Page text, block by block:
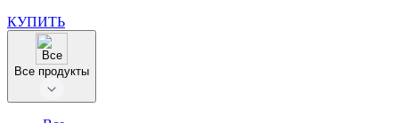
КУПИТЬ
Все продукты